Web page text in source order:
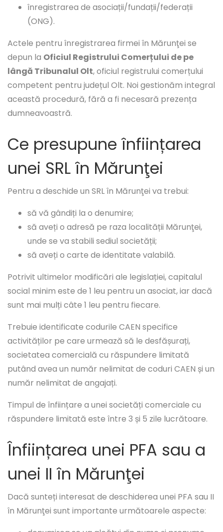
înregistrarea de asociații/fundații/federații
(ONG).
Actele pentru înregistrarea firmei în Mărunţei se
depun la Oficiul Registrului Comerțului de pe
lângă Tribunalul Olt, oficiul registrului comerțului
competent pentru județul Olt. Noi gestionăm integral
această procedură, fără a fi necesară prezența
dumneavoastră.
Ce presupune înființarea
unei SRL în Mărunţei
Pentru a deschide un SRL în Mărunţei va trebui:
să vă gândiți la o denumire;
să aveți o adresă pe raza localității Mărunţei,
unde se va stabili sediul societății;
să aveți o carte de identitate valabilă.
Potrivit ultimelor modificări ale legislației, capitalul
social minim este de 1 leu pentru un asociat, iar dacă
sunt mai mulți câte 1 leu pentru fiecare.
Trebuie identificate codurile CAEN specifice
activităților pe care urmează să le desfășurați,
societatea comercială cu răspundere limitată
putând avea un număr nelimitat de coduri CAEN și un
număr nelimitat de angajați.
Timpul de înființare a unei societăți comerciale cu
răspundere limitată este între 3 și 5 zile lucrătoare.
Înființarea unei PFA sau a
unei II în Mărunţei
Dacă sunteți interesat de deschiderea unei PFA sau II
în Mărunţei sunt importante următoarele aspecte: